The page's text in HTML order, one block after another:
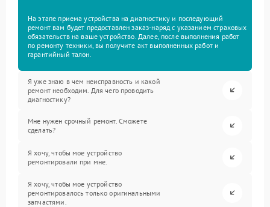
На этапе приема устройства на диагностику и последующий
ремонт вам будет предоставлен заказ-наряд с указанием страховых
обязательств на ваше устройство. Далее, после выполнения работ
по ремонту техники, вы получите акт выполненных работ и
гарантийный талон.
Я уже знаю в чем неисправность и какой
ремонт необходим. Для чего проводить
диагностику?
Мне нужен срочный ремонт. Сможете
сделать?
Я хочу, чтобы мое устройство
ремонтировали при мне.
Я хочу, чтобы мое устройство
ремонтировалось только оригинальными
запчастями.